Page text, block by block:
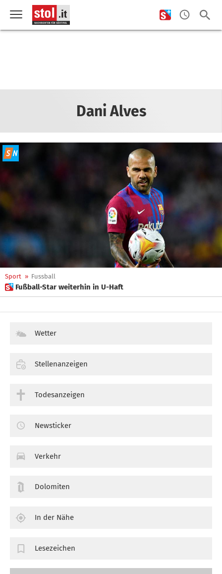
Dani Alves
Sport » Fussball
 Fußball-Star weiterhin in U-Haft
Wetter
Stellenanzeigen
Todesanzeigen
Newsticker
Verkehr
Dolomiten
In der Nähe
Lesezeichen